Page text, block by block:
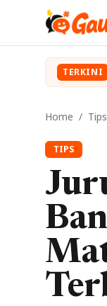
TERKINI
Home / Tips
TIPS